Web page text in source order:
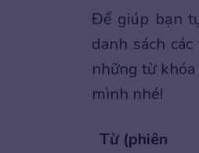
Để giúp bạn
danh sách
những từ
mình nhé!
Từ (phiên